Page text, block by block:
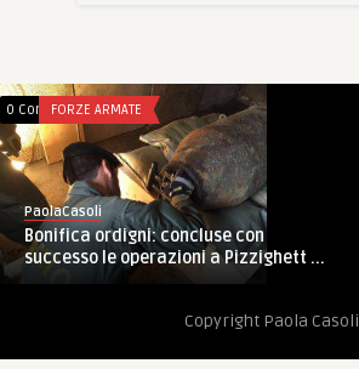
0 CommentsFORZE ARMATE
PaolaCasoli
Bonifica ordigni: concluse con
successo le operazioni a Pizzighett ...
Copyright Paola Casoli